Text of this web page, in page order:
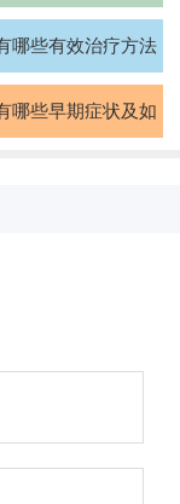
如何治疗
哪些有效治疗方法
哪些早期症状及如